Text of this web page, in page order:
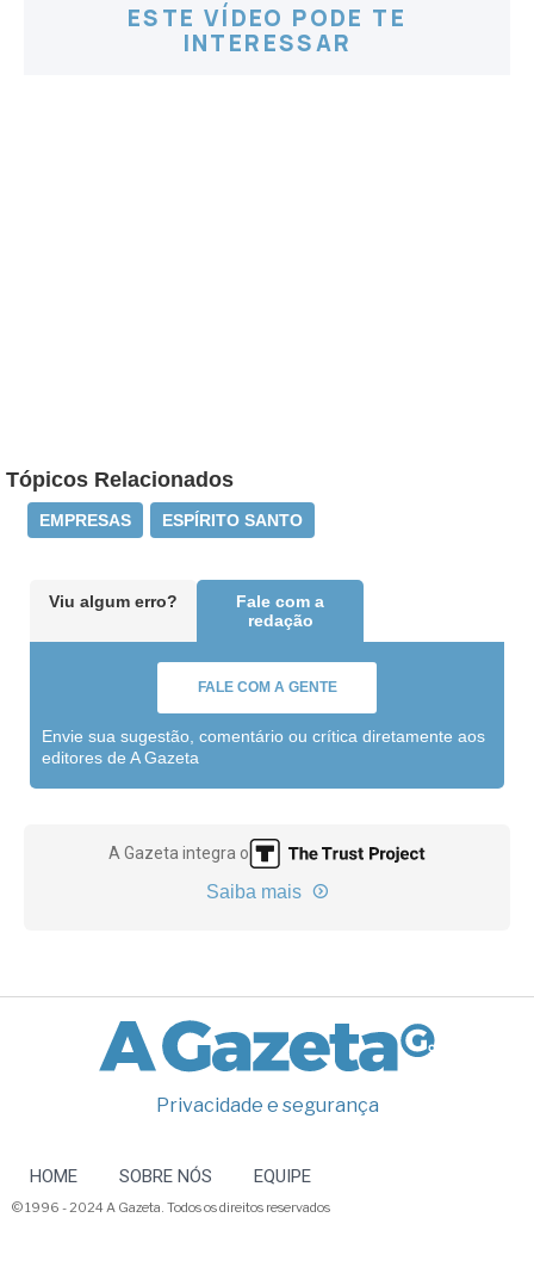
ESTE VÍDEO PODE TE
INTERESSAR
Tópicos Relacionados
EMPRESAS ESPÍRITO SANTO
Viu algum erro?
Fale com a
redação
FALE COM A GENTE
Envie sua sugestão, comentário ou crítica diretamente aos
editores de A Gazeta
A Gazeta integra o
Saiba mais
Privacidade e segurança
HOME SOBRE NÓS EQUIPE
© 1996 - 2024 A Gazeta. Todos os direitos reservados